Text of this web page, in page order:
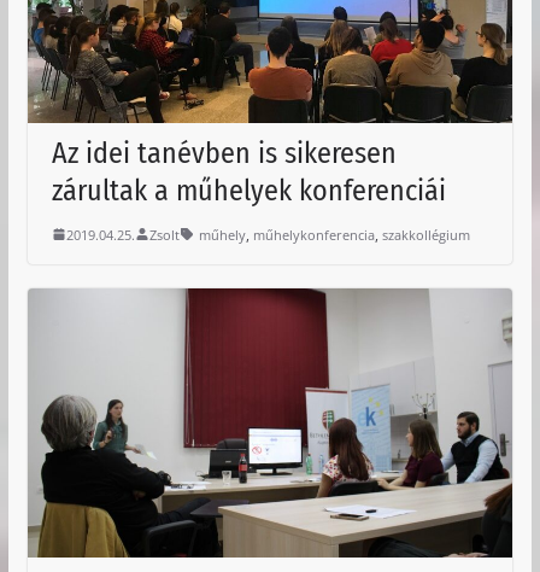
Az idei tanévben is sikeresen
zárultak a műhelyek konferenciái
2019.04.25. Zsolt műhely, műhelykonferencia, szakkollégium